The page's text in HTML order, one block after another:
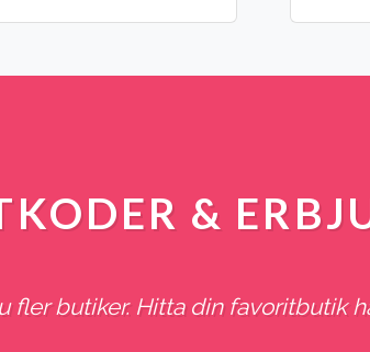
&
fler butiker. Hitta din favoritbutik